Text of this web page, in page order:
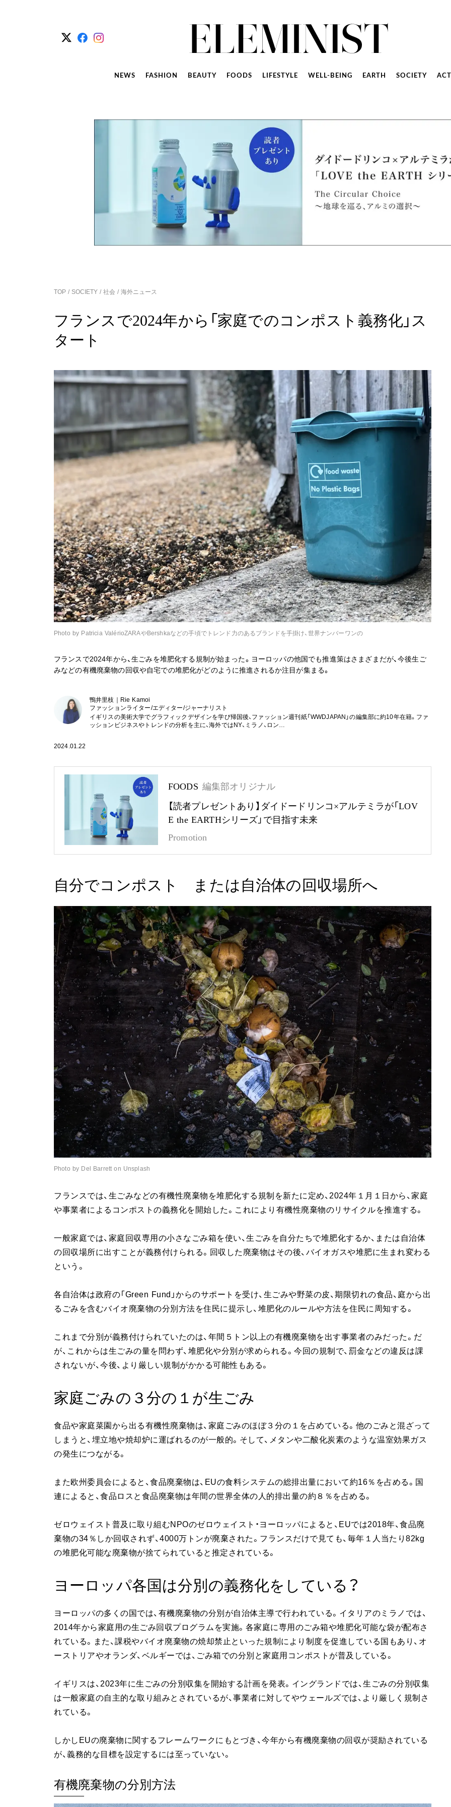
NEWS FASHION BEAUTY FOODS LIFESTYLE WELL-BEING EARTH SOCIETY
TOP SOCIETY 社会 海外ニュース
フランスで2024年から「家庭でのコンポスト義務化」ス
タート
Photo by Patricia ValérioZARAやBershkaなどの手頃でトレンド力のあるブランドを手掛け、世界ナンバーワンの
フランスで2024年から、生ごみを堆肥化する規制が始まった。ヨーロッパの他国でも推進策はさまざまだが、今後生ご
みなどの有機廃棄物の回収や自宅での堆肥化がどのように推進されるか注目が集まる。
鴨井里枝｜Rie Kamoi
ファッションライター/エディター/ジャーナリスト
イギリスの美術大学でグラフィックデザインを学び帰国後、ファッション週刊紙「WWDJAPAN」の編集部に約10年在籍。ファ
ッションビジネスやトレンドの分析を主に、海外ではNY、ミラノ、ロン…
2024.01.22
FOODS 編集部オリジナル
【読者プレゼントあり】ダイドードリンコ×アルテミラが「LOV
E the EARTHシリーズ」で目指す未来
Promotion
自分でコンポスト または自治体の回収場所へ
Photo by Del Barrett on Unsplash
フランスでは、生ごみなどの有機性廃棄物を堆肥化する規制を新たに定め、2024年１月１日から、家庭
や事業者によるコンポストの義務化を開始した。これにより有機性廃棄物のリサイクルを推進する。
一般家庭では、家庭回収専用の小さなごみ箱を使い、生ごみを自分たちで堆肥化するか、または自治体
の回収場所に出すことが義務付けられる。回収した廃棄物はその後、バイオガスや堆肥に生まれ変わる
という。
各自治体は政府の「Green Fund」からのサポートを受け、生ごみや野菜の皮、期限切れの食品、庭から出
るごみを含むバイオ廃棄物の分別方法を住民に提示し、堆肥化のルールや方法を住民に周知する。
これまで分別が義務付けられていたのは、年間５トン以上の有機廃棄物を出す事業者のみだった。だ
が、これからは生ごみの量を問わず、堆肥化や分別が求められる。今回の規制で、罰金などの違反は課
されないが、今後、より厳しい規制がかかる可能性もある。
家庭ごみの３分の１が生ごみ
食品や家庭菜園から出る有機性廃棄物は、家庭ごみのほぼ３分の１を占めている。他のごみと混ざって
しまうと、埋立地や焼却炉に運ばれるのが一般的。そして、メタンや二酸化炭素のような温室効果ガス
の発生につながる。
また欧州委員会によると、食品廃棄物は、EUの食料システムの総排出量において約16％を占める。国
連によると、食品ロスと食品廃棄物は年間の世界全体の人的排出量の約８％を占める。
ゼロウェイスト普及に取り組むNPOのゼロウェイスト・ヨーロッパによると、EUでは2018年、食品廃
棄物の34％しか回収されず、4000万トンが廃棄された。フランスだけで見ても、毎年１人当たり82kg
の堆肥化可能な廃棄物が捨てられていると推定されている。
ヨーロッパ各国は分別の義務化をしている？
ヨーロッパの多くの国では、有機廃棄物の分別が自治体主導で行われている。イタリアのミラノでは、
2014年から家庭用の生ごみ回収プログラムを実施。各家庭に専用のごみ箱や堆肥化可能な袋が配布さ
れている。また、課税やバイオ廃棄物の焼却禁止といった規制により制度を促進している国もあり、オ
ーストリアやオランダ、ベルギーでは、ごみ箱での分別と家庭用コンポストが普及している。
イギリスは、2023年に生ごみの分別収集を開始する計画を発表。イングランドでは、生ごみの分別収集
は一般家庭の自主的な取り組みとされているが、事業者に対してやウェールズでは、より厳しく規制さ
れている。
しかしEUの廃棄物に関するフレームワークにもとづき、今年から有機廃棄物の回収が奨励されている
が、義務的な目標を設定するには至っていない。
有機廃棄物の分別方法